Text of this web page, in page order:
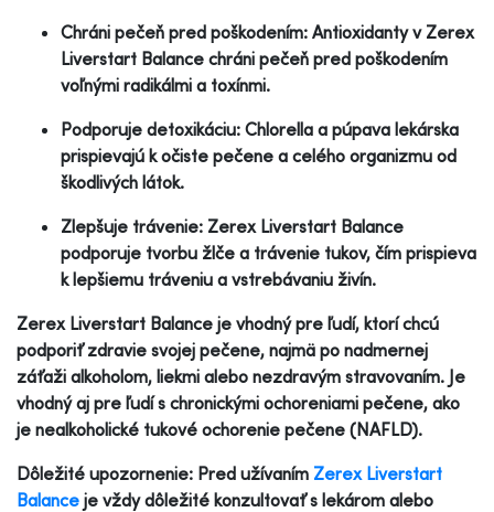
Chráni pečeň pred poškodením: Antioxidanty v Zerex
Liverstart Balance chráni pečeň pred poškodením
voľnými radikálmi a toxínmi.
Podporuje detoxikáciu: Chlorella a púpava lekárska
prispievajú k očiste pečene a celého organizmu od
škodlivých látok.
Zlepšuje trávenie: Zerex Liverstart Balance
podporuje tvorbu žlče a trávenie tukov, čím prispieva
k lepšiemu tráveniu a vstrebávaniu živín.
Zerex Liverstart Balance je vhodný pre ľudí, ktorí chcú
podporiť zdravie svojej pečene, najmä po nadmernej
záťaži alkoholom, liekmi alebo nezdravým stravovaním. Je
vhodný aj pre ľudí s chronickými ochoreniami pečene, ako
je nealkoholické tukové ochorenie pečene (NAFLD).
Dôležité upozornenie: Pred užívaním Zerex Liverstart
Balance je vždy dôležité konzultovať s lekárom alebo